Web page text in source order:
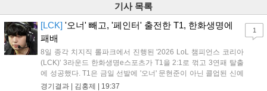
기사 목록
[LCK] '오너' 빼고, '페인터' 출전한 T1, 한화생명에
패배
8일 종각 치지직 롤파크에서 진행된 '2026 LoL 챔피언스 코리아
(LCK)' 3라운드 한화생명e스포츠가 T1을 2:1로 꺾고 3연패 탈출
에 성공했다. T1은 금일 선발에 '오너' 문현준이 아닌 콜업된 신예
'페인터' 김은후를 투입했지만, 결국 1:2로 패배하고 말았다. T1은
경기결과 | 김홍제 | 19:37
1